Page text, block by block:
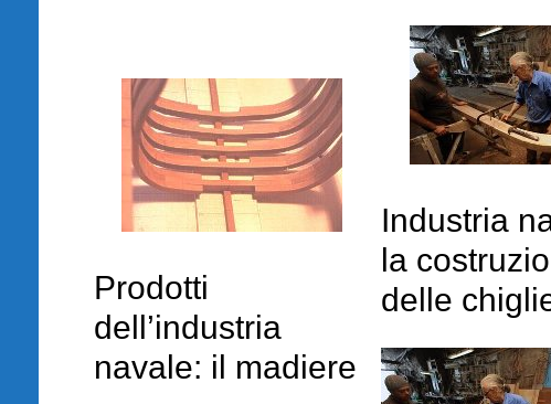
Industria
la
delle
Prodotti
dell’industria
navale: il madiere